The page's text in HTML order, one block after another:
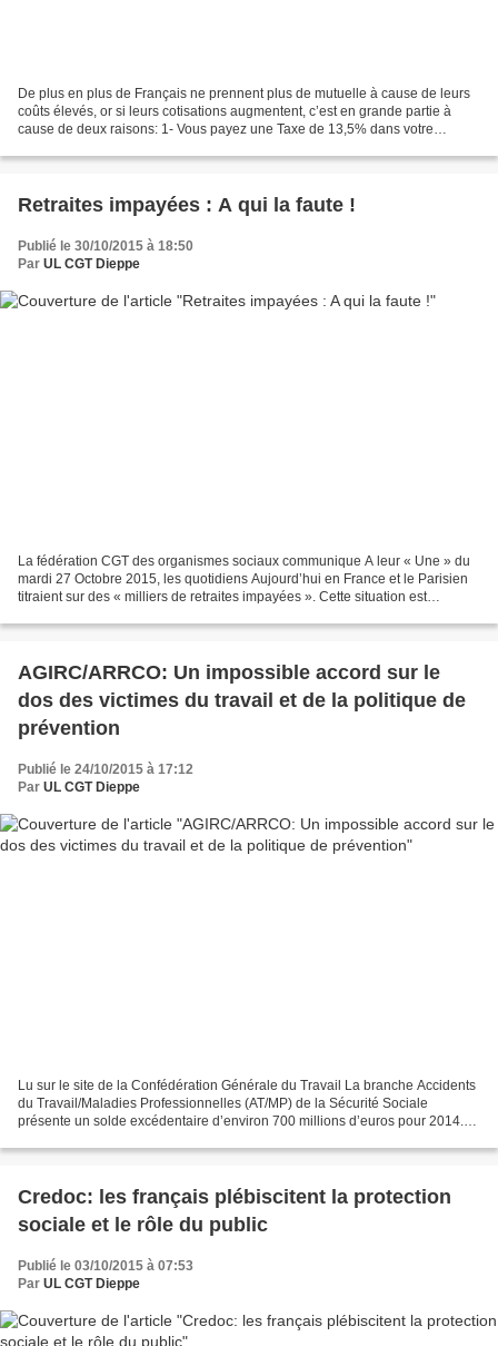
De plus en plus de Français ne prennent plus de mutuelle à cause de leurs
coûts élevés, or si leurs cotisations augmentent, c’est en grande partie à
cause de deux raisons: 1- Vous payez une Taxe de 13,5% dans votre
Retraites impayées : A qui la faute !
Publié le 30/10/2015 à 18:50
Par UL CGT Dieppe
La fédération CGT des organismes sociaux communique A leur « Une » du
mardi 27 Octobre 2015, les quotidiens Aujourd’hui en France et le Parisien
titraient sur des « milliers de retraites impayées ». Cette situation est
AGIRC/ARRCO: Un impossible accord sur le
dos des victimes du travail et de la politique de
prévention
Publié le 24/10/2015 à 17:12
Par UL CGT Dieppe
Lu sur le site de la Confédération Générale du Travail La branche Accidents
du Travail/Maladies Professionnelles (AT/MP) de la Sécurité Sociale
présente un solde excédentaire d’environ 700 millions d’euros pour 2014.
Credoc: les français plébiscitent la protection
sociale et le rôle du public
Publié le 03/10/2015 à 07:53
Par UL CGT Dieppe